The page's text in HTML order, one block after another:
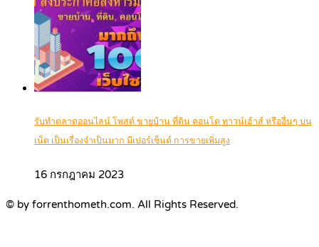
รับทำตลาดออนไลน์ โพสต์ ขายบ้าน ที่ดิน คอนโด ทาวน์เฮ้าส์ หรืออื่นๆ บน
เน็ต เป็นเรื่องจำเป็นมาก มีเปอร์เซ็นต์ การขายเพิ่มสูง
16 กรกฎาคม 2023
© by forrenthometh.com. All Rights Reserved.